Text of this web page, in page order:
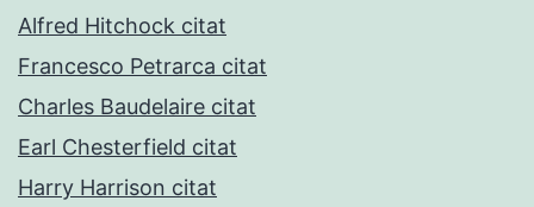
Alfred Hitchock citat
Francesco Petrarca citat
Charles Baudelaire citat
Earl Chesterfield citat
Harry Harrison citat